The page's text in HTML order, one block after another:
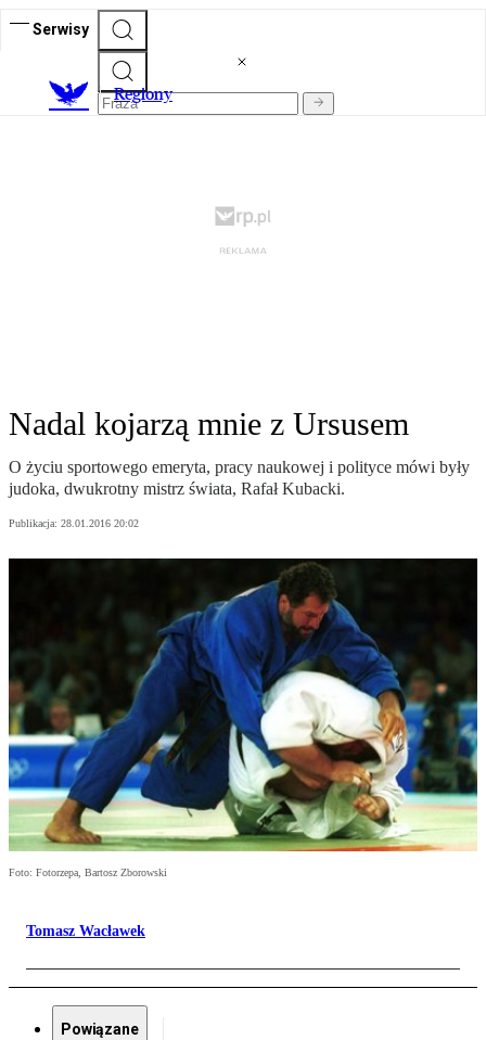
Serwisy
Regiony
Nadal kojarzą mnie z Ursusem
O życiu sportowego emeryta, pracy naukowej i polityce mówi były
judoka, dwukrotny mistrz świata, Rafał Kubacki.
Publikacja: 28.01.2016 20:02
Foto: Fotorzepa, Bartosz Zborowski
Tomasz Wacławek
Powiązane